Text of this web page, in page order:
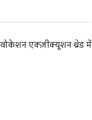
एक्ज़ीक्यूशन थ्रेड में